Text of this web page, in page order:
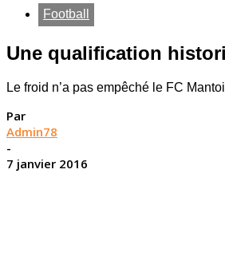
Football
Une qualification
Le froid n’a pas empêché le FC
Par
Admin78
-
7 janvier 2016